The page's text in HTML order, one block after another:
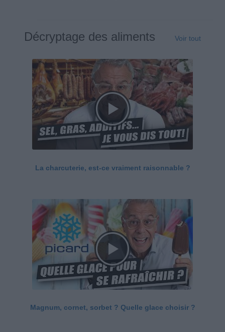
Décryptage des aliments Voir tout
La charcuterie, est-ce vraiment raisonnable ?
Magnum, cornet, sorbet ? Quelle glace choisir ?